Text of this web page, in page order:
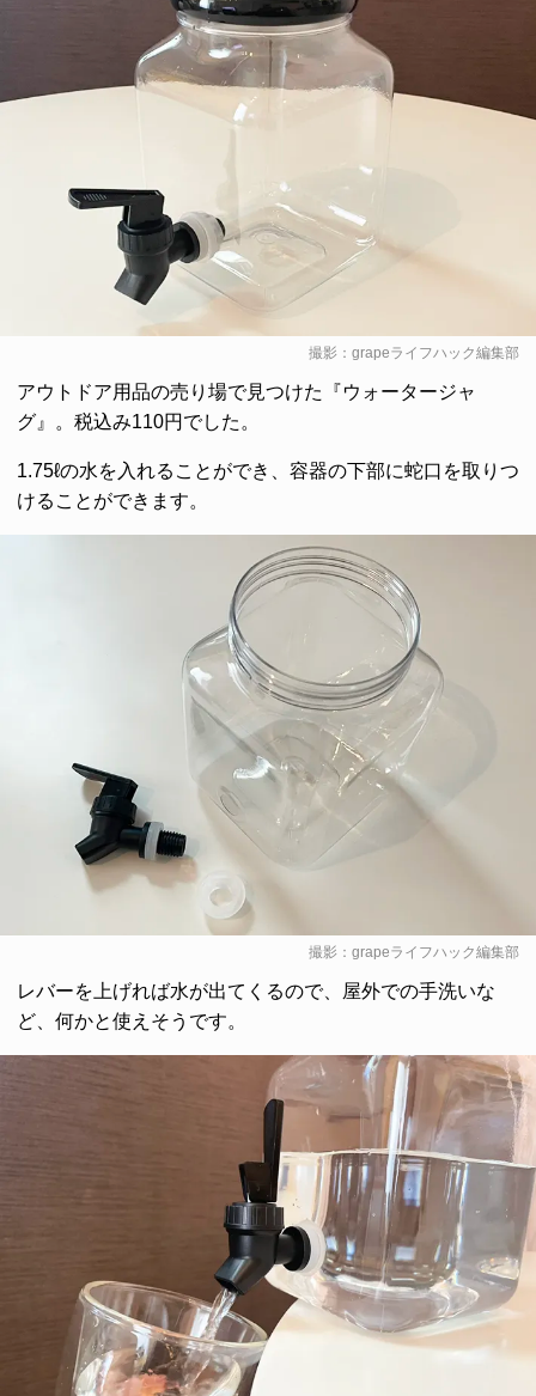
撮影：grapeライフハック編集部
アウトドア用品の売り場で見つけた『ウォータージャ
グ』。税込み110円でした。
1.75ℓの水を入れることができ、容器の下部に蛇口を取りつ
けることができます。
撮影：grapeライフハック編集部
レバーを上げれば水が出てくるので、屋外での手洗いな
ど、何かと使えそうです。